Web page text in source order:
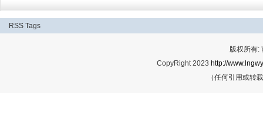
RSS Tags
版权所有:
CopyRight 2023 http://
（任何引用或转